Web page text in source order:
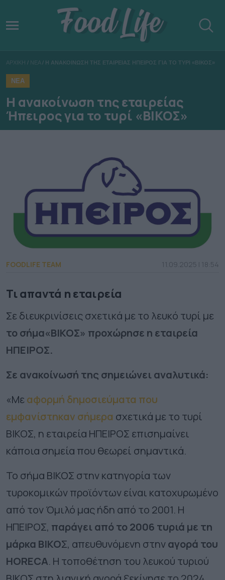
ΑΡΧΙΚΗ / ΝΕΑ / Η ΑΝΑΚΟΙΝΩΣΗ ΤΗΣ ΕΤΑΙΡΕΙΑΣ ΗΠΕΙΡΟΣ ΓΙΑ ΤΟ ΤΥΡΙ «ΒΙΚΟΣ»
ΝΕΑ
Η ανακοίνωση της εταιρείας
Ήπειρος για το τυρί «ΒΙΚΟΣ»
FOODLIFE TEAM 11.09.2025 | 18:54
Τι απαντά η εταιρεία
Σε διευκρινίσεις σχετικά με το λευκό τυρί με
το σήμα«ΒΙΚΟΣ» προχώρησε η εταιρεία
ΗΠΕΙΡΟΣ.
Σε ανακοίνωσή της σημειώνει αναλυτικά:
«Μεαφορμή δημοσιεύματα που
εμφανίστηκαν σήμερα σχετικά με το τυρί
ΒΙΚΟΣ, η εταιρεία ΗΠΕΙΡΟΣ επισημαίνει
κάποια σημεία που θεωρεί σημαντικά.
Το σήμα ΒΙΚΟΣ στην κατηγορία των
τυροκομικών προϊόντων είναι κατοχυρωμένο
από τον Όμιλό μας ήδη από το 2001. Η
ΗΠΕΙΡΟΣ, παράγει από το 2006 τυριά με τη
μάρκα ΒΙΚΟΣ, απευθυνόμενη στηναγορά του
ΗORECA. Η τοποθέτηση του λευκού τυριού